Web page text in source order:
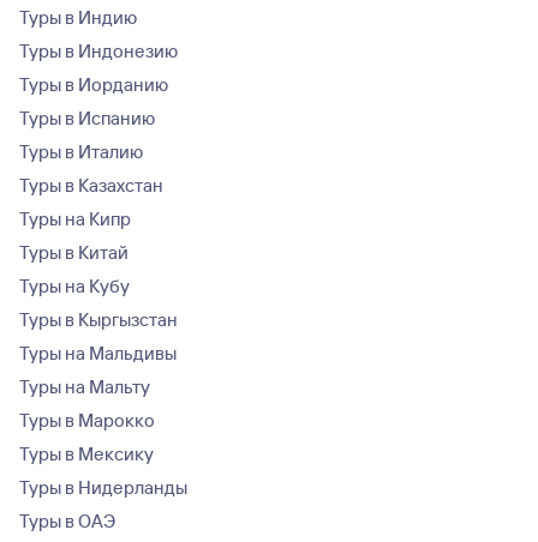
Туры в Индию
Туры в Индонезию
Туры в Иорданию
Туры в Испанию
Туры в Италию
Туры в Казахстан
Туры на Кипр
Туры в Китай
Туры на Кубу
Туры в Кыргызстан
Туры на Мальдивы
Туры на Мальту
Туры в Марокко
Туры в Мексику
Туры в Нидерланды
Туры в ОАЭ